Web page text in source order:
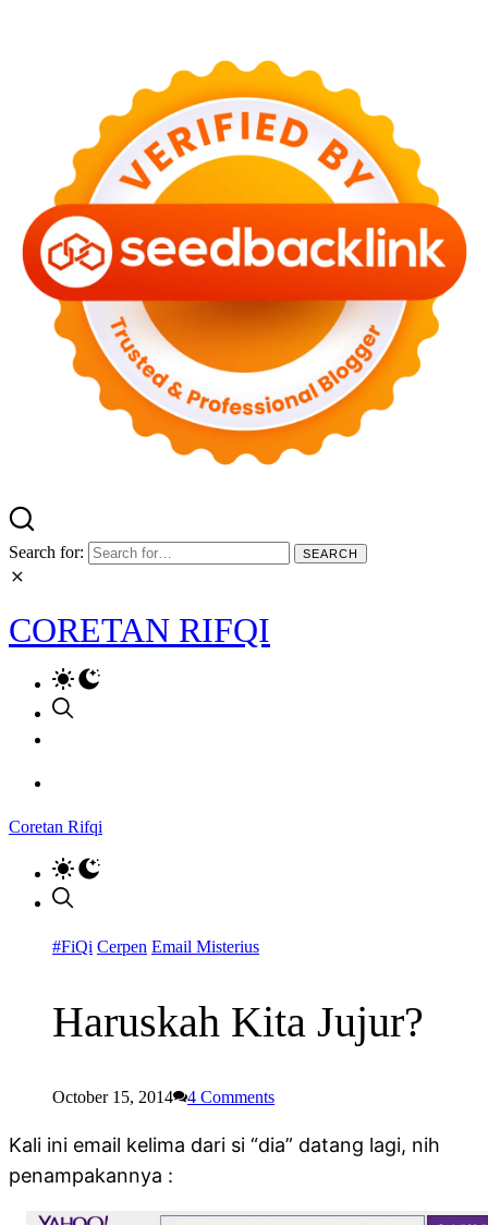
Search for:
CORETAN RIFQI
Coretan Rifqi
#FiQi Cerpen Email Misterius
Haruskah Kita Jujur?
October 15, 2014 4 Comments
Kali ini email kelima dari si “dia” datang lagi, nih
penampakannya :